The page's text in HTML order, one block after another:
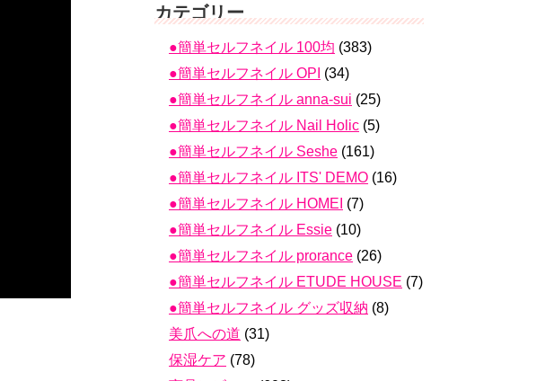
カテゴリー
●簡単セルフネイル 100均 (383)
●簡単セルフネイル OPI (34)
●簡単セルフネイル anna-sui (25)
●簡単セルフネイル Nail Holic (5)
●簡単セルフネイル Seshe (161)
●簡単セルフネイル ITS' DEMO (16)
●簡単セルフネイル HOMEI (7)
●簡単セルフネイル Essie (10)
●簡単セルフネイル prorance (26)
●簡単セルフネイル ETUDE HOUSE (7)
●簡単セルフネイル グッズ収納 (8)
美爪への道 (31)
保湿ケア (78)